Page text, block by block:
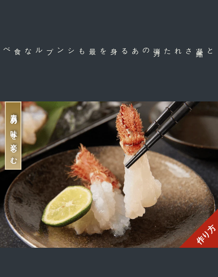
素材の味を楽しむ
作り方
された
のある身を